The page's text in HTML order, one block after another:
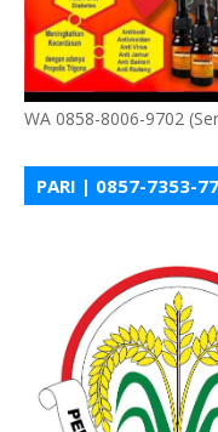
WA 0858-8006-9702
PARI | 0857-7353-